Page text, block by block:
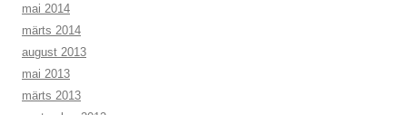
mai 2014
märts 2014
august 2013
mai 2013
märts 2013